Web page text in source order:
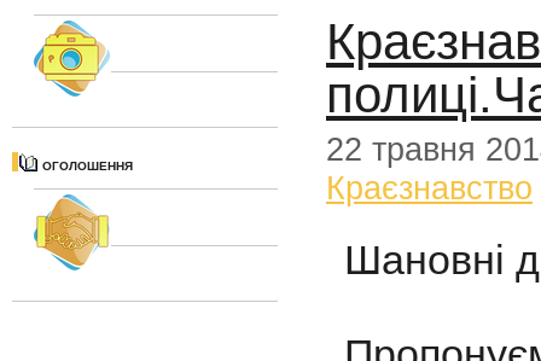
ОГОЛОШЕННЯ
22 травня
Краєзнавство
Шановні